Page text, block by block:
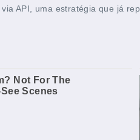
API, uma estratégia que já